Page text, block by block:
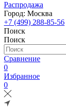
Распродажа
Город: Москва
+7 (499) 288-85-56
Поиск
Поиск
Сравнение
0
Избранное
0